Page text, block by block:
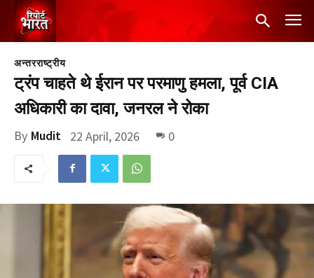
अन्तरराष्ट्रीय
ट्रंप चाहते थे ईरान पर परमाणु हमला, पूर्व CIA
अधिकारी का दावा, जनरल ने रोका
By Mudit 22 April, 2026 0